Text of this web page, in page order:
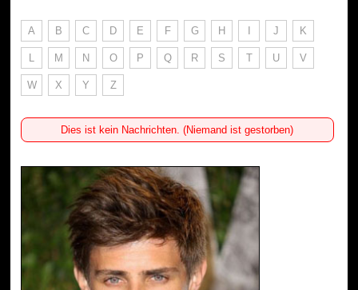
A B C D E F G H I J K
L M N O P Q R S T U V
W X Y Z
Dies ist kein Nachrichten. (Niemand ist gestorben)